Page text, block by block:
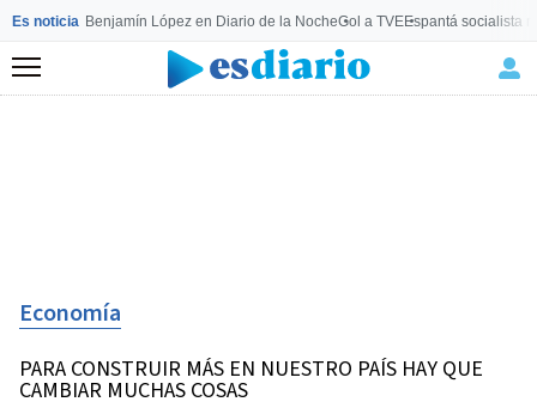
Es noticia Benjamín López en Diario de la NocheGol a TVEEspantá socialista
Menú
Economía
PARA CONSTRUIR MÁS EN NUESTRO PAÍS HAY QUE
CAMBIAR MUCHAS COSAS